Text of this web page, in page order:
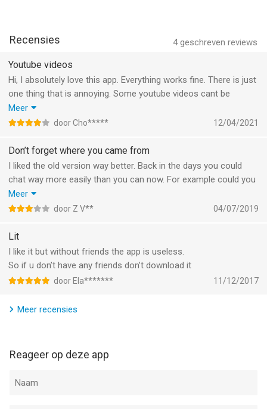
Download now and start creating.
Terms of Use & Privacy Policy
■ https://cantina.com/term
■ https://cantina.com/privacy
--
Cantina: AI Video & Characters van Cantina, Inc is een iPhone
app met iOS versie 18.0 of hoger, geschikt bevonden voor
gebruikers met leeftijden vanaf17 jaar.
Informatie voor Cantina: AI Video & Charactersis het laatst
4geschreven reviews
Recensies
Youtube videos
Hi, I absolutely love this app. Everything works fine. There is just
one thing that is annoying. Some youtube videos cant be
watched in Airtime due to some “restrictions” . Idk why this
happens but could yall fix this? Thanks a lot btw for making this
Meer
door Cho***** 12/04/2021
Don’t forget where you came from
I liked the old version way better. Back in the days you could
chat way more easily than you can now. For example could you
see when someone was typing, and the lay out was way better.
I’d like to see a change there. Secondly, is it possible to bring
reason why I wanted to use Airtime all of the time.
Meer
door Z V** 04/07/2019
Lit
I like it but without friends the app is useless.
So if u don’t have any friends don’t download it
door Ela******* 11/12/2017
Meer recensies
Reageer op deze app